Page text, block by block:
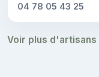
04 78 05 43 25
Voir plus d'artisans